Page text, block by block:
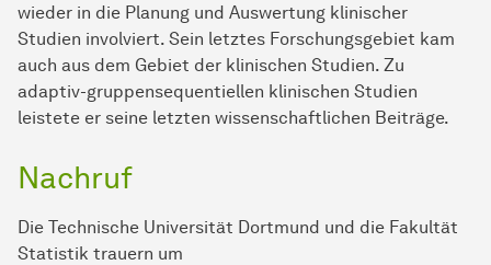
wieder in die Planung und Auswertung klinischer
Studien involviert. Sein letztes Forschungsgebiet kam
auch aus dem Gebiet der klinischen Studien. Zu
adaptiv-gruppensequentiellen klinischen Studien
leistete er seine letzten wissenschaftlichen Beiträge.
Nachruf
Die Technische Universität Dortmund und die Fakultät
Statistik trauern um